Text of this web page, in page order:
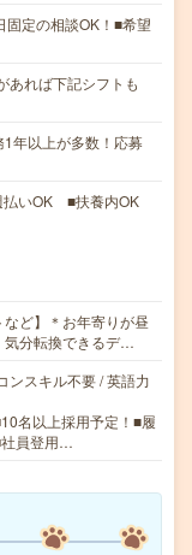
定の相談OK！■希望
あれば下記シフトも
1年以上が多数！応募
払いOK ■扶養内OK
など】＊お年寄りが昼
気分転換できるデ…
ンスキル不要 / 英語力
名以上採用予定！■履
社員登用…